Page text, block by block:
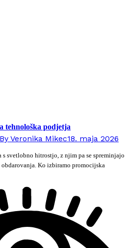
tehnološka podjetja
By Veronika Mikec18. maja 2026
svetlobno hitrostjo, z njim pa se spreminjajo
Ko izbiramo promocijska